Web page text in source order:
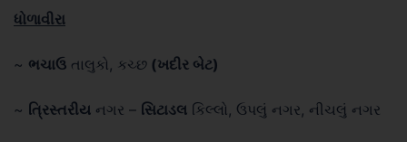
ધોળાવીરા
~ ભચાઉ તાલુકો, કચ્છ (ખદીર બેટ)
~ ત્રિસ્તરીય નગર – સિટાડલ કિલ્લો, ઉપલું નગર, નીચલું નગર